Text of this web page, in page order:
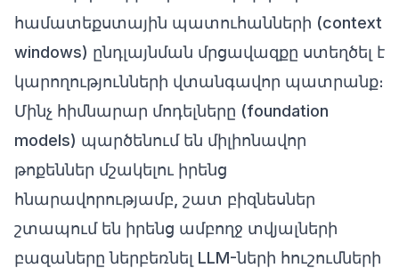
համատեքստային պատուհանների (context
windows) ընդլայնման մրցավազքը ստեղծել է
կարողությունների վտանգավոր պատրանք։
Մինչ հիմնարար մոդելները (foundation
models) պարծենում են միլիոնավոր
թոքեններ մշակելու իրենց
հնարավորությամբ, շատ բիզնեսներ
շտապում են իրենց ամբողջ տվյալների
բազաները ներբեռնել LLM-ների հուշումների